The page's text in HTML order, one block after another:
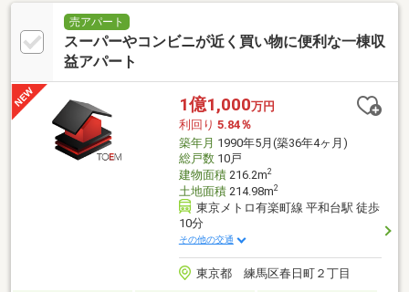
売アパート
スーパーやコンビニが近く買い物に便利な一棟収
益アパート
1億1,000万円
利回り 5.84％
築年月 1990年5月(築36年4ヶ月)
総戸数10戸
建物面積216.2m2
土地面積214.98m2
東京メトロ有楽町線 平和台駅 徒歩
10分
その他の交通
東京都 練馬区春日町２丁目